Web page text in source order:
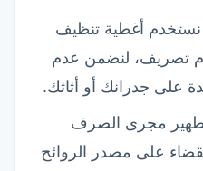
نستخدم أغطية تنظيف
تصريف، لنضمن عدم
على جدرانك أو أثاثك.
مجرى الصرف
على مصدر الروائح